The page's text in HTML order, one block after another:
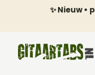
✨ Nieuw